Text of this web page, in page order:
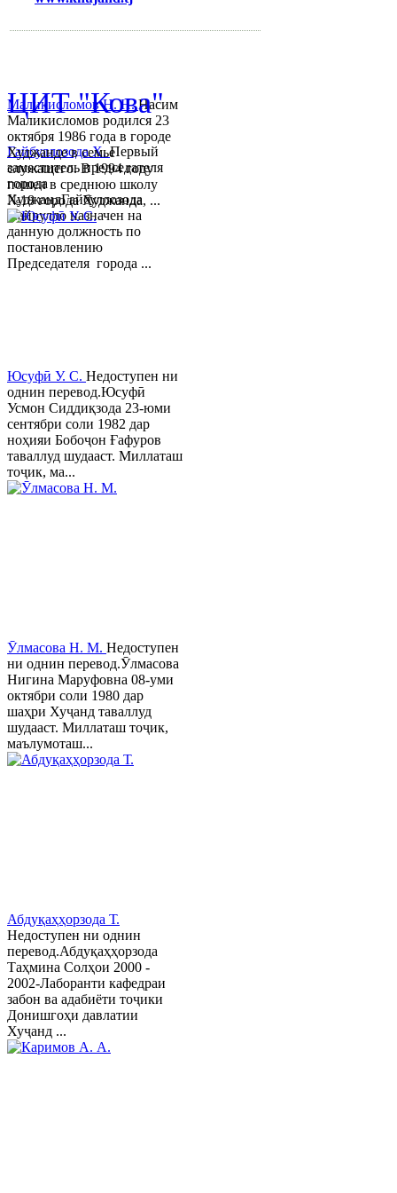
Гайбуллозода Х.Первый
заместитель председателя
города
ХуджандГайбуллозода
Хайрулло назначен на
данную должность по
постановлению
Председателя города ...
Маликисломов Н. Н.Насим
Маликисломов родился 23
октября 1986 года в городе
Худжанде в семье
служащего. В 1994 году
пошел в среднюю школу
№18 города Худжанда, ...
Юсуфӣ У. C. Недоступен ни
однин перевод.Юсуфӣ
Усмон Сиддиқзода 23-юми
сентябри соли 1982 дар
ноҳияи Бобоҷон Ғафуров
таваллуд шудааст. Миллаташ
тоҷик, ма...
Ӯлмасова Н. М. Недоступен
ни однин перевод.Ӯлмасова
Нигина Маруфовна 08-уми
октябри соли 1980 дар
шаҳри Хуҷанд таваллуд
шудааст. Миллаташ тоҷик,
маълумоташ...
Абдуқаҳҳорзода Т.
Недоступен ни однин
перевод.Абдуқаҳҳорзода
Таҳмина Солҳои 2000 -
2002-Лаборанти кафедраи
забон ва адабиёти тоҷики
Донишгоҳи давлатии
Хуҷанд ...
ЦИТ "Кова"